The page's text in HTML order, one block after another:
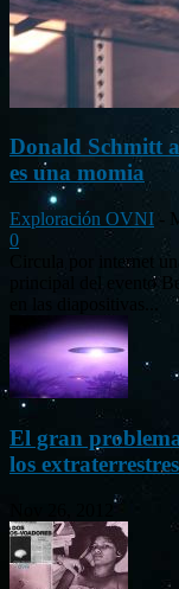
Donald Schmitt
es una momia
Exploración OVNI -
0
Circula por internet
principal del evento
El gran
los